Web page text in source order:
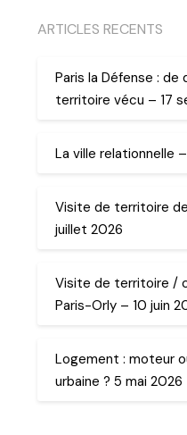
ARTICLES RECENTS
Paris la Défense : de
territoire vécu – 17
La ville relationnelle
Visite de territoire
juillet 2026
Visite de territoire /
Paris-Orly – 10 juin
Logement : moteur
urbaine ? 5 mai 2026